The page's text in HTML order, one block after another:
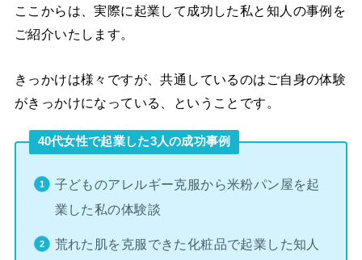
ここからは、実際に起業して成功した私と知人の事例を
ご紹介いたします。
きっかけは様々ですが、共通しているのはご自身の体験
がきっかけになっている、ということです。
40代女性で起業した3人の成功事例
子どものアレルギー克服から米粉パン屋を起
業した私の体験談
荒れた肌を克服できた化粧品で起業した知人